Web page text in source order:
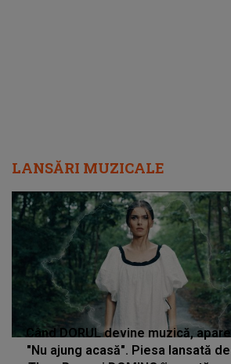
LANSĂRI MUZICALE
Când DORUL devine muzică, apare
"Nu ajung acasă". Piesa lansată de